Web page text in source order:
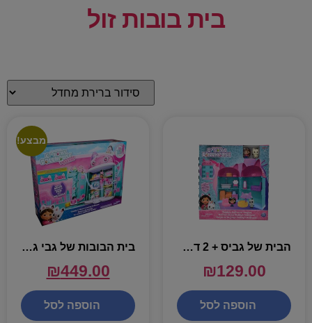
בית בובות זול
הבית של גביס + 2 דמויות ואביזרים – גביס דול האוס
₪129.00
הוספה לסל
מבצע!
בית הבובות של גבי גדול – גביס דול האוס
₪449.00
הוספה לסל